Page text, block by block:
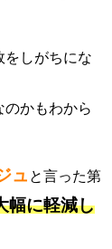
をしがちにな
かもわから
ュ と言った第
幅に軽減し